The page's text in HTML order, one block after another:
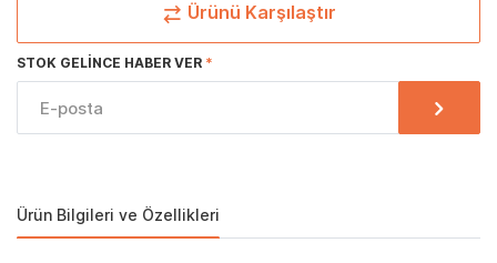
Ürünü Karşılaştır
STOK GELINCE HABER VER
Ürün Bilgileri ve Özellikleri